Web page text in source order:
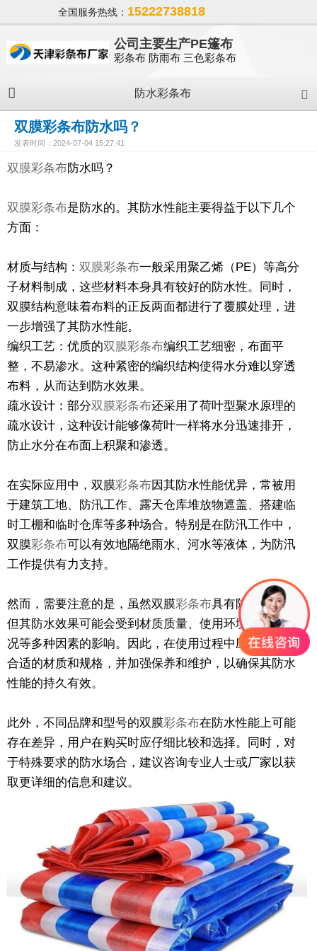
全国服务热线： 15222738818
公司主要生产PE篷布
彩条布 防雨布 三色彩条布
防水彩条布
双膜彩条布防水吗？
发表时间：2024-07-04 15:27:41
双膜彩条布防水吗？
双膜彩条布是防水的。其防水性能主要得益于以下几个
方面：
材质与结构： 双膜彩条布一般采用聚乙烯（PE）等高分
子材料制成，这些材料本身具有较好的防水性。同时，
双膜结构意味着布料的正反两面都进行了覆膜处理，进
一步增强了其防水性能。
编织工艺：优质的双膜彩条布编织工艺细密，布面平
整，不易渗水。这种紧密的编织结构使得水分难以穿透
布料，从而达到防水效果。
疏水设计：部分双膜彩条布还采用了荷叶型聚水原理的
疏水设计，这种设计能够像荷叶一样将水分迅速排开，
防止水分在布面上积聚和渗透。
在实际应用中，双膜彩条布因其防水性能优异，常被用
于建筑工地、防汛工作、露天仓库堆放物遮盖、搭建临
时工棚和临时仓库等多种场合。特别是在防汛工作中，
双膜彩条布可以有效地隔绝雨水、河水等液体，为防汛
工作提供有力支持。
然而，需要注意的是，虽然双膜彩条布具有防水性能，
但其防水效果可能会受到材质质量、使用环境和保养情
况等多种因素的影响。因此，在使用过程中应注意选择
合适的材质和规格，并加强保养和维护，以确保其防水
性能的持久有效。
此外，不同品牌和型号的双膜彩条布在防水性能上可能
存在差异，用户在购买时应仔细比较和选择。同时，对
于特殊要求的防水场合，建议咨询专业人士或厂家以获
取更详细的信息和建议。